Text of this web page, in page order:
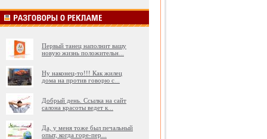
Первый танец наполнит вашу
новую жизнь положительн
Ну наконец-то!!! Как жилец
дома на против говорю с
Добрый день. Ссылка на сайт
салона красоты ведет к
Да, у меня тоже был печальный
опыт, когда горе-пер